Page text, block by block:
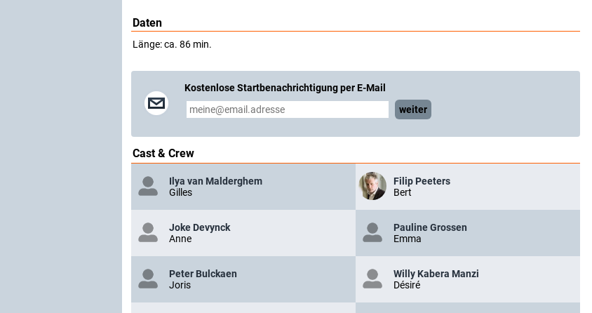
Daten
Länge: ca. 86 min.
Kostenlose Startbenachrichtigung per E-Mail
weiter
Cast & Crew
Ilya van Malderghem
Gilles
Filip Peeters
Bert
Joke Devynck
Anne
Pauline Grossen
Emma
Peter Bulckaen
Joris
Willy Kabera Manzi
Désiré